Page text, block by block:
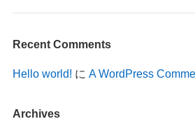
Recent Comments
Hello world! に A WordPress
Archives